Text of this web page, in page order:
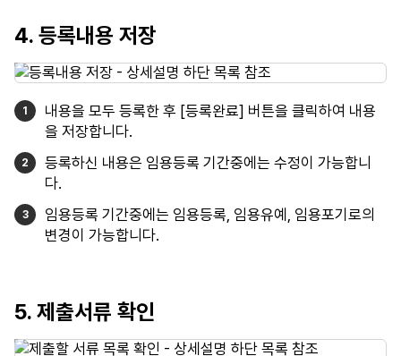
4. 등록내용 저장
내용을 모두 등록한 후 [등록완료] 버튼을 클릭하여 내용
을 저장합니다.
등록하신 내용은 임용등록 기간중에는 수정이 가능합니
다.
임용등록 기간중에는 임용등록, 임용유예, 임용포기로의
변경이 가능합니다.
5. 제출서류 확인